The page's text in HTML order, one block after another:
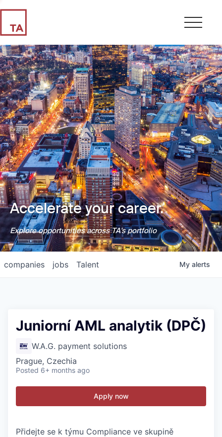
Accelerate your career.
Explore opportunities across TA's portfolio
jobs
companies Talent My alerts
Juniorní AML analytik (DPČ)
W.A.G. payment solutions
Prague, Czechia
Posted 6+ months ago
Apply now
Přidejte se k týmu Compliance ve skupině